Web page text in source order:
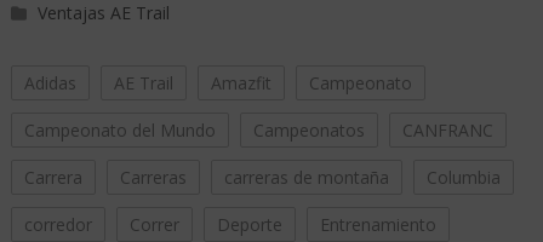
Ventajas AE Trail
Adidas AE Trail Amazfit Campeonato
Campeonato del Mundo Campeonatos CANFRANC
Carrera Carreras carreras de montaña Columbia
corredor Correr Deporte Entrenamiento